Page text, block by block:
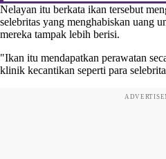
Nelayan itu berkata ikan tersebut
selebritas yang menghabiskan uang
mereka tampak lebih berisi.
"Ikan itu mendapatkan perawatan
klinik kecantikan seperti para